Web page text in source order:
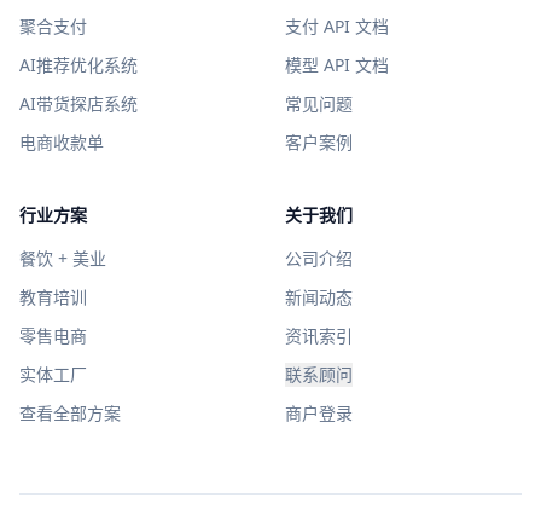
聚合支付
AI推荐优化系统
AI带货探店系统
电商收款单
支付 API 文档
模型 API 文档
常见问题
客户案例
行业方案
餐饮 + 美业
教育培训
零售电商
实体工厂
查看全部方案
关于我们
公司介绍
新闻动态
资讯索引
联系顾问
商户登录